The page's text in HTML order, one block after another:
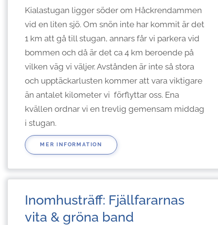
Kialastugan ligger söder om Håckrendammen
vid en liten sjö. Om snön inte har kommit är det
1 km att gå till stugan, annars får vi parkera vid
bommen och då är det ca 4 km beroende på
vilken väg vi väljer. Avstånden är inte så stora
och upptäckarlusten kommer att vara viktigare
än antalet kilometer vi förflyttar oss. Ena
kvällen ordnar vi en trevlig gemensam middag
i stugan.
MER INFORMATION
Inomhusträff: Fjällfararnas
vita & gröna band